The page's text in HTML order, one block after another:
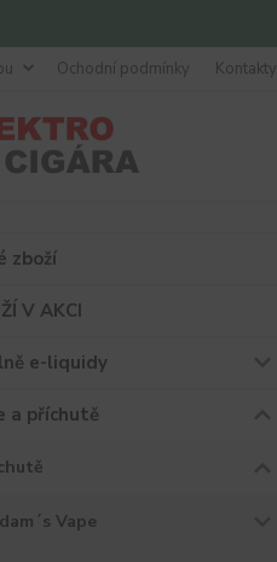
Ochodní podmínky Kontakty
zboží
V AKCI
e-liquidy
a příchutě
Vape